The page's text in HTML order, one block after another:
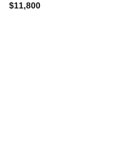
$11,800